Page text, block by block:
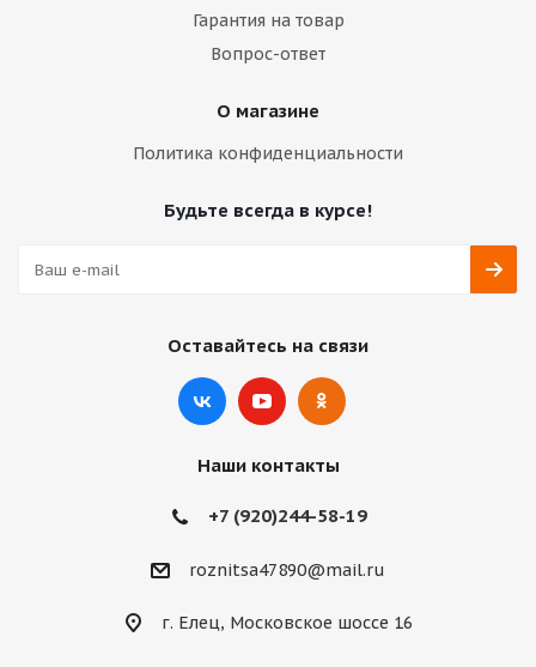
Гарантия на товар
Вопрос-ответ
О магазине
Политика конфиденциальности
Будьте всегда в курсе!
Оставайтесь на связи
Наши контакты
+7 (920)244-58-19
roznitsa47890@mail.ru
г. Елец, Московское шоссе 16